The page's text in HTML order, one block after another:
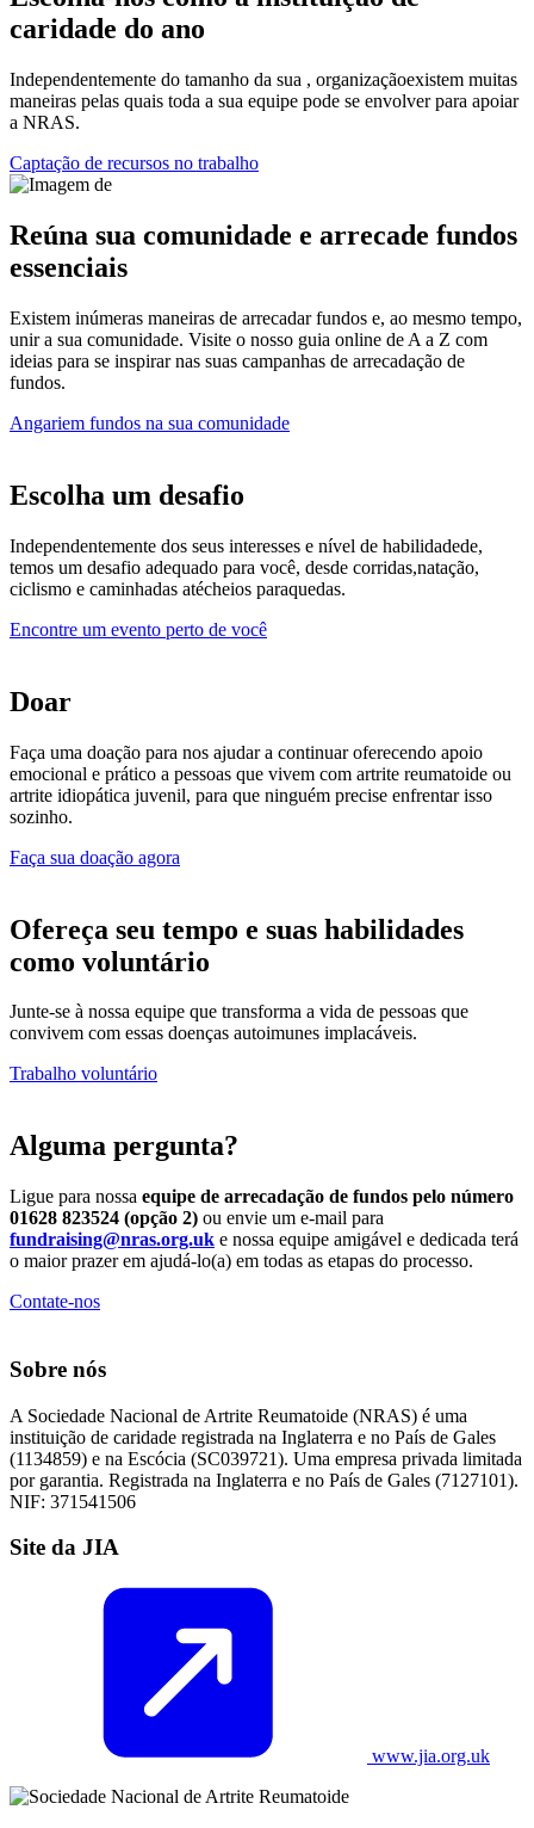
caridade do ano
Independentemente do tamanho da sua , organizaçãoexistem muitas
maneiras pelas quais toda a sua equipe pode se envolver para apoiar
a NRAS.
Captação de recursos no trabalho
Reúna sua comunidade e arrecade fundos
essenciais
Existem inúmeras maneiras de arrecadar fundos e, ao mesmo tempo,
unir a sua comunidade. Visite o nosso guia online de A a Z com
ideias para se inspirar nas suas campanhas de arrecadação de
fundos.
Angariem fundos na sua comunidade
Escolha um desafio
Independentemente dos seus interesses e nível de habilidadede,
temos um desafio adequado para você, desde corridas,natação,
ciclismo e caminhadas atécheios paraquedas.
Encontre um evento perto de você
Doar
Faça uma doação para nos ajudar a continuar oferecendo apoio
emocional e prático a pessoas que vivem com artrite reumatoide ou
artrite idiopática juvenil, para que ninguém precise enfrentarisso
sozinho.
Faça sua doação agora
Ofereça seu tempo e suas habilidades
como voluntário
Junte-se à nossa equipe que transforma a vida de pessoas que
convivem com essas doenças autoimunes implacáveis.
Trabalho voluntário
Alguma pergunta?
Ligue para nossa equipe de arrecadação de fundos pelo número
01628 823524 (opção 2) ou envie um e-mail para
fundraising@nras.org.uk e nossa equipe amigável e dedicada terá
o maior prazer em ajudá-lo(a) em todas as etapas do processo.
Contate-nos
Sobre nós
A Sociedade Nacional de Artrite Reumatoide (NRAS) é uma
instituição de caridade registrada na Inglaterra e no País de Gales
(1134859) e na Escócia (SC039721). Uma empresa privada limitada
por garantia. Registrada na Inglaterra e no País de Gales (7127101).
NIF: 371541506
Site da JIA
www.jia.org.uk